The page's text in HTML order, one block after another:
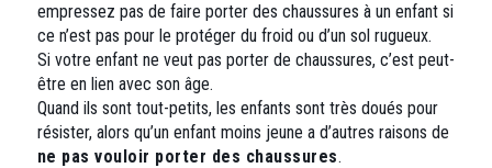
empressez pas de faire porter des chaussures à un enfant si
ce n’est pas pour le protéger du froid ou d’un sol rugueux.
Si votre enfant ne veut pas porter de chaussures, c’est peut-
être en lien avec son âge.
Quand ils sont tout-petits, les enfants sont très doués pour
résister, alors qu’un enfant moins jeune a d’autres raisons de
ne pas vouloir porter des chaussures.